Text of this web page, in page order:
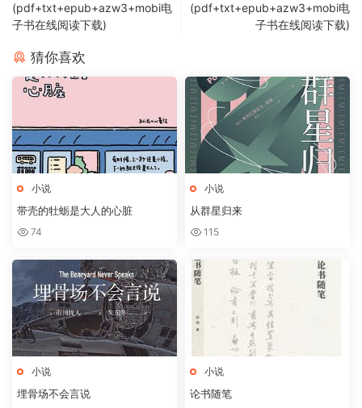
(pdf+txt+epub+azw3+mobi电
子书在线阅读下载)
(pdf+txt+epub+azw3+mobi电
子书在线阅读下载)
猜你喜欢
小说
带壳的牡蛎是大人的心脏
74
小说
从群星归来
115
小说
埋骨场不会言说
小说
论书随笔